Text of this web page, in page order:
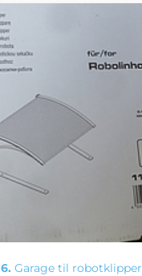
6. Garage til robotklipper